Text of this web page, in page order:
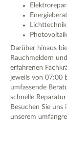
Lichttechnik
Darüber hinaus
Rauchmeldern
erfahrenen
jeweils von 07:00
umfassende
schnelle
Besuchen Sie uns
unserem